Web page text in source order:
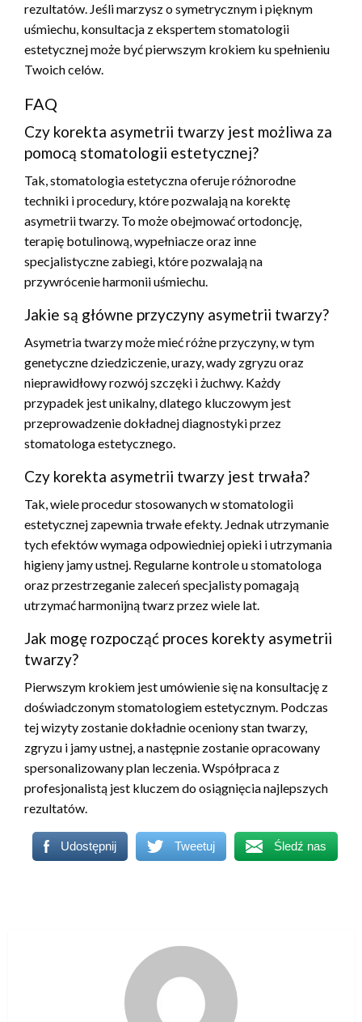
rezultatów. Jeśli marzysz o symetrycznym i pięknym
uśmiechu, konsultacja z ekspertem stomatologii
estetycznej może być pierwszym krokiem ku spełnieniu
Twoich celów.
FAQ
Czy korekta asymetrii twarzy jest możliwa za
pomocą stomatologii estetycznej?
Tak, stomatologia estetyczna oferuje różnorodne
techniki i procedury, które pozwalają na korektę
asymetrii twarzy. To może obejmować ortodoncję,
terapię botulinową, wypełniacze oraz inne
specjalistyczne zabiegi, które pozwalają na
przywrócenie harmonii uśmiechu.
Jakie są główne przyczyny asymetrii twarzy?
Asymetria twarzy może mieć różne przyczyny, w tym
genetyczne dziedziczenie, urazy, wady zgryzu oraz
nieprawidłowy rozwój szczęki i żuchwy. Każdy
przypadek jest unikalny, dlatego kluczowym jest
przeprowadzenie dokładnej diagnostyki przez
stomatologa estetycznego.
Czy korekta asymetrii twarzy jest trwała?
Tak, wiele procedur stosowanych w stomatologii
estetycznej zapewnia trwałe efekty. Jednak utrzymanie
tych efektów wymaga odpowiedniej opieki i utrzymania
higieny jamy ustnej. Regularne kontrole u stomatologa
oraz przestrzeganie zaleceń specjalisty pomagają
utrzymać harmonijną twarz przez wiele lat.
Jak mogę rozpocząć proces korekty asymetrii
twarzy?
Pierwszym krokiem jest umówienie się na konsultację z
doświadczonym stomatologiem estetycznym. Podczas
tej wizyty zostanie dokładnie oceniony stan twarzy,
zgryzu i jamy ustnej, a następnie zostanie opracowany
spersonalizowany plan leczenia. Współpraca z
profesjonalistą jest kluczem do osiągnięcia najlepszych
rezultatów.
Udostępnij Tweetuj Śledź nas